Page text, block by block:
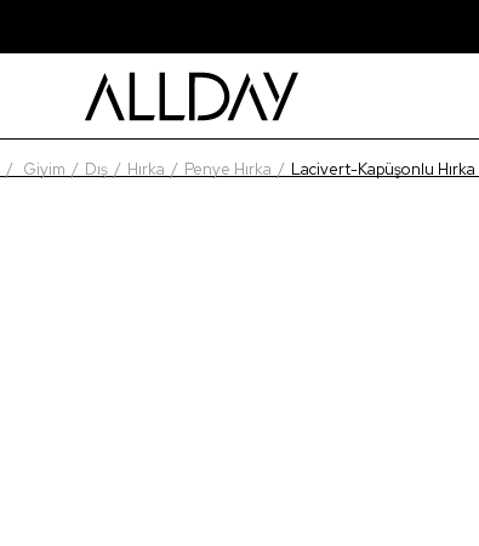
Giyim Dış Hırka Penye Hırka Lacivert-Kapüşonlu Hırka